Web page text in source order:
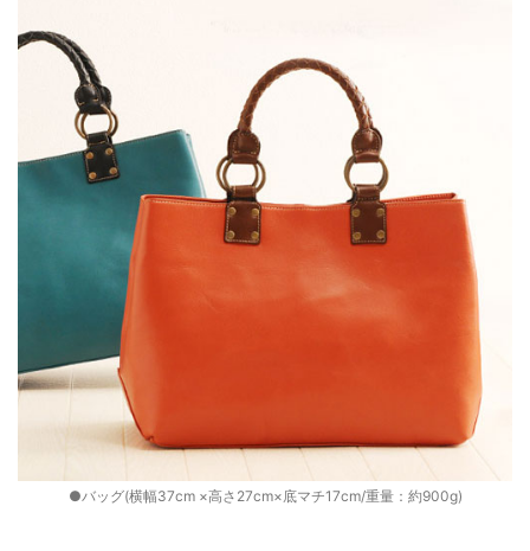
●バッグ(横幅37cm ×高さ27cm×底マチ17cm/重量：約900g)